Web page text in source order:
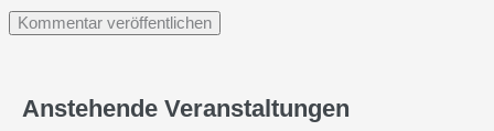
Anstehende Veranstaltungen